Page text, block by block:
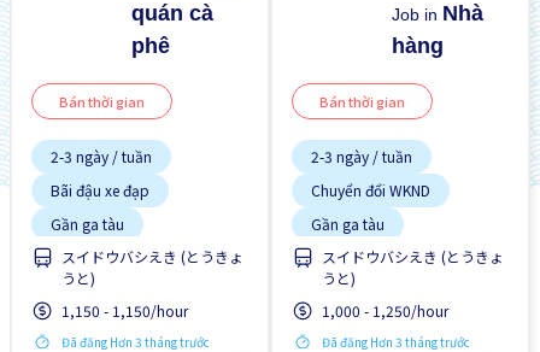
quán cà
phê
Bán thời gian
2-3 ngày / tuần
Bãi đậu xe đạp
Gần ga tàu
Hỗ trợ bữa ăn
Không cần kinh nghiệm
Ưu tiên nam giới
スイドウバシえき (とうきょ
うと)
1,150 - 1,150/hour
Đã đăng Hơn 3 tháng trước
Job in Nhà
hàng
Bán thời gian
2-3 ngày / tuần
Chuyển đổi WKND
Gần ga tàu
Giao dịch đã thanh toán
Vài giờ làm việc
スイドウバシえき (とうきょ
うと)
1,000 - 1,250/hour
Đã đăng Hơn 3 tháng trước